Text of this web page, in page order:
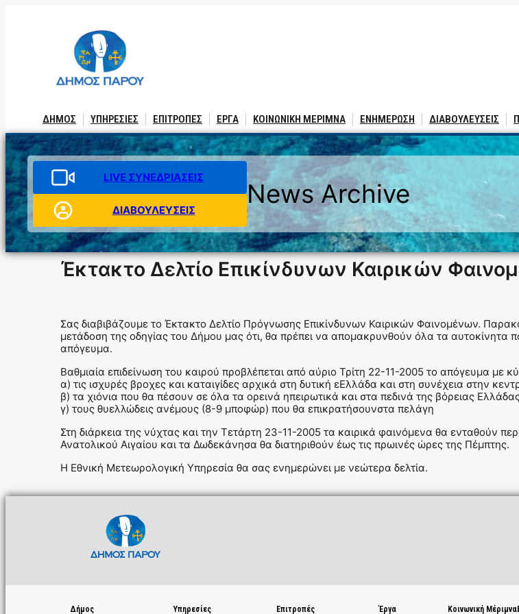
ΔΗΜΟΣ ΥΠΗΡΕΣΙΕΣ ΕΠΙΤΡΟΠΕΣ ΕΡΓΑ ΚΟΙΝΩΝΙΚΗ ΜΕΡΙΜΝΑ ΕΝΗΜΕΡΩΣΗ ΔΙΑΒΟΥΛΕΥΣΕΙΣ
LIVE ΣΥΝΕΔΡΙΑΣΕΙΣ
ΔΙΑΒΟΥΛΕΥΣΕΙΣ
News Archive
Έκτακτο Δελτίο Επικίνδυνων Καιρικών
Σας διαβιβάζουμε το Έκτακτο Δελτίο Πρόγνωσης Επικίνδυνων Καιρικών Φαινομένων.
μετάδοση της οδηγίας του Δήμου μας ότι, θα πρέπει να απομακρυνθούν όλα τα αυτοκίνητα
απόγευμα.
Βαθμιαία επιδείνωση του καιρού προβλέπεται από αύριο Τρίτη 22-11-2005 το απόγευμα με
α) τις ισχυρές βροχες και καταιγίδες αρχικά στη δυτική εΕλλάδα και στη συνέχεια στην
β) τα χιόνια που θα πέσουν σε όλα τα ορεινά ηπειρωτικά και στα πεδινά της βόρειας
γ) τους θυελλώδεις ανέμους (8-9 μποφώρ) που θα επικρατήσουνστα πελάγη
Στη διάρκεια της νύχτας και την Τετάρτη 23-11-2005 τα καιρικά φαινόμενα θα ενταθούν
Ανατολικού Αιγαίου και τα Δωδεκάνησα θα διατηριθούν έως τις πρωινές ώρες της Πέμπτης.
Η Εθνική Μετεωρολογική Υπηρεσία θα σας ενημερώνει με νεώτερα δελτία.
Δήμος Υπηρεσίες Επιτροπές Έργα Κοινωνική Μέριμνα